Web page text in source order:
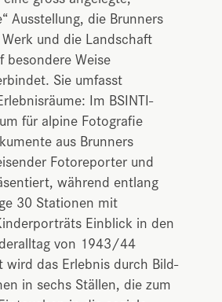
Ausstellung, die Brunners
und die Landschaft
besondere Weise
Sie umfasst
Im BSINTI-
für alpine Fotografie
aus Brunners
Fotoreporter und
während entlang
30 Stationen mit
Einblick in den
von 1943/44
wird das Erlebnis durch Bild-
in sechs Ställen, die zum